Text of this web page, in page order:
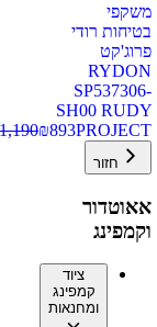
משקפי
בטיחות רודי
פרוג'קט
RYDON
SP537306-
SH00 RUDY
PROJECT
₪893
1,190
חזור
אאוטדור
וקמפינג
ציוד
קמפינג
ומחנאות